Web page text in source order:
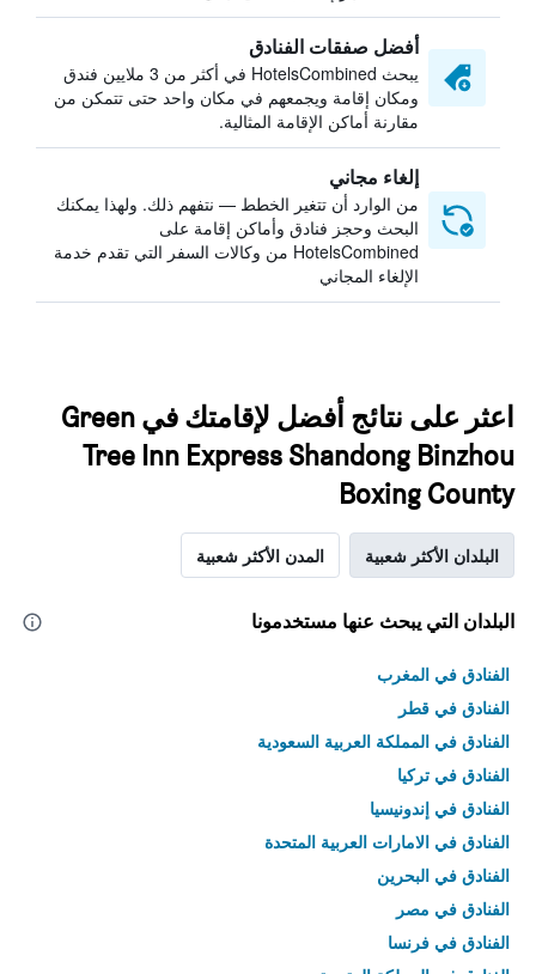
أفضل صفقات الفنادق
يبحث HotelsCombined في أكثر من 3 ملايين فندق
ومكان إقامة ويجمعهم في مكان واحد حتى تتمكن من
مقارنة أماكن الإقامة المثالية.
إلغاء مجاني
من الوارد أن تتغير الخطط — نتفهم ذلك. ولهذا يمكنك
البحث وحجز فنادق وأماكن إقامة على
HotelsCombined من وكالات السفر التي تقدم خدمة
الإلغاء المجاني
اعثر على نتائج أفضل لإقامتك في Green
Tree Inn Express Shandong Binzhou
Boxing County
البلدان الأكثر شعبية المدن الأكثر شعبية
البلدان التي يبحث عنها مستخدمونا
الفنادق في المغرب
الفنادق في قطر
الفنادق في المملكة العربية السعودية
الفنادق في تركيا
الفنادق في إندونيسيا
الفنادق في الامارات العربية المتحدة
الفنادق في البحرين
الفنادق في مصر
الفنادق في فرنسا